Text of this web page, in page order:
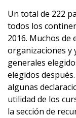
Un total de 222
todos los
2016. Muchos
organizaciones y
generales
elegidos
algunas
utilidad de los
la sección de